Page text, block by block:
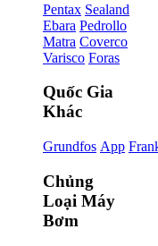
Pentax Sealand
Ebara Pedrollo
Matra Coverco
Varisco Foras
Quốc Gia
Khác
Grundfos App
Chủng
Loại Máy
Bơm